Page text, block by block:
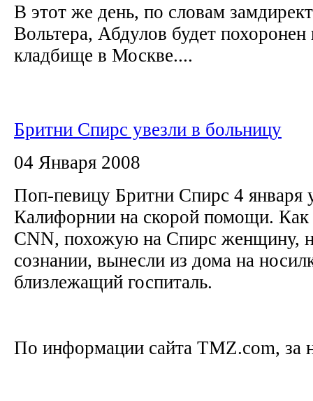
В этот же день, по словам
Вольтера, Абдулов будет похоронен
кладбище в Москве....
Бритни Спирс увезли в больницу
04 Января 2008
Поп-певицу Бритни Спирс 4 января
Калифорнии на скорой помощи. Как
CNN, похожую на Спирс женщину,
сознании, вынесли из дома на
близлежащий госпиталь.
По информации сайта TMZ.com, за